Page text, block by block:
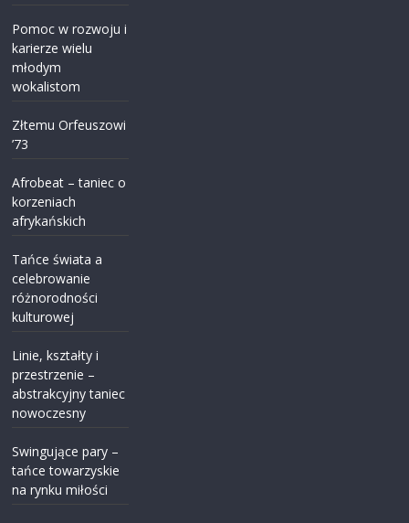
Pomoc w rozwoju i
karierze wielu
młodym
wokalistom
Złtemu Orfeuszowi
’73
Afrobeat – taniec o
korzeniach
afrykańskich
Tańce świata a
celebrowanie
różnorodności
kulturowej
Linie, kształty i
przestrzenie –
abstrakcyjny taniec
nowoczesny
Swingujące pary –
tańce towarzyskie
na rynku miłości